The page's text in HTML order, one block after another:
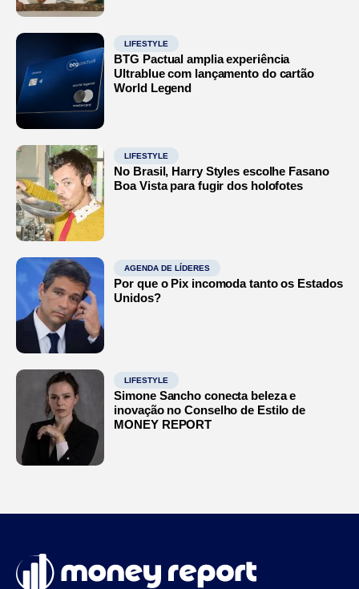
LIFESTYLE
BTG Pactual amplia experiência
Ultrablue com lançamento do cartão
World Legend
LIFESTYLE
No Brasil, Harry Styles escolhe Fasano
Boa Vista para fugir dos holofotes
AGENDA DE LÍDERES
Por que o Pix incomoda tanto os Estados
Unidos?
LIFESTYLE
Simone Sancho conecta beleza e
inovação no Conselho de Estilo de
MONEY REPORT